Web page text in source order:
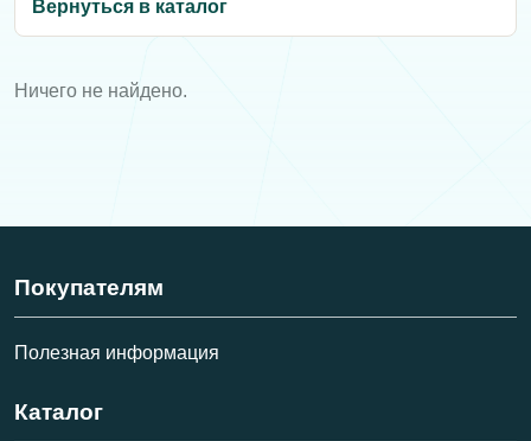
Вернуться в каталог
Ничего не найдено.
Покупателям
Полезная информация
Каталог